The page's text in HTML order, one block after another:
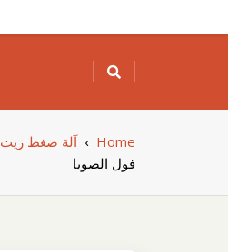
to
Home
›آلة ضغط زيت
فول الصويا